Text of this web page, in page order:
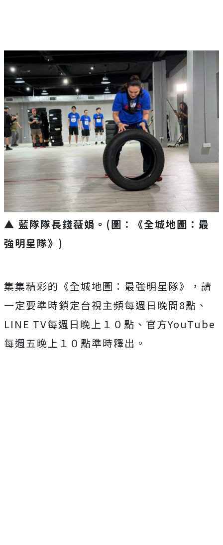
▲ 藍隊隊長錢薇娟。(圖：《全城地圖：最
強明星隊》)
集集精彩的《全城地圖：最強明星隊》， 請
一定要準時鎖定台視主頻每週日晚間8點、
LINE TV每週日晚上１０點、官方YouTube
每週五晚上１０點準時釋出。